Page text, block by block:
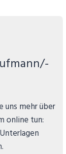
uns mehr über
online tun: